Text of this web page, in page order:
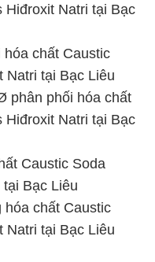
Hiđroxit Natri tại Bạc
chất Caustic
Natri tại Bạc Liêu
phân phối hóa chất
Hiđroxit Natri tại Bạc
Caustic Soda
Bạc Liêu
chất Caustic
Natri tại Bạc Liêu